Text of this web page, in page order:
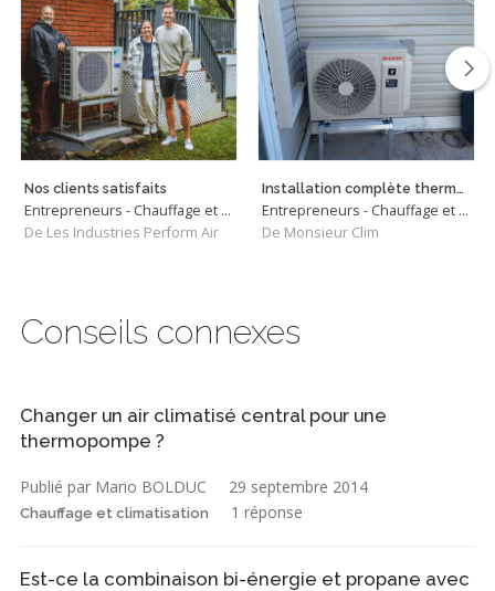
Nos clients satisfaits
Entrepreneurs - Chauffage et Climatisation
De Les Industries Perform Air
Installation complète thermopompe Murale Sharp -27°C
Entrepreneurs - Chauffage et Climatisation
De Monsieur Clim
Conseils connexes
Changer un air climatisé central pour une
thermopompe ?
Publié par Mario BOLDUC 29 septembre 2014
Chauffage et climatisation 1 réponse
Est-ce la combinaison bi-énergie et propane avec